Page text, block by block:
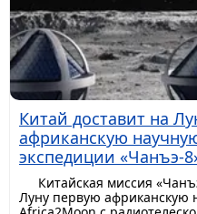
Китай доставит на
африканскую
экспедиции «Чанъэ-
Китайская миссия
Луну первую африканскую